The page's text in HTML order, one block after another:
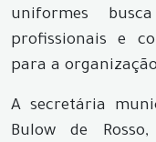
uniformes
profissionais e
para a
A secretária
Bulow de